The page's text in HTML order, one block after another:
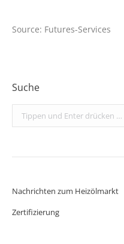
Source: Futures-Services
Suche
Search:
Nachrichten zum Heizölmarkt
Zertifizierung